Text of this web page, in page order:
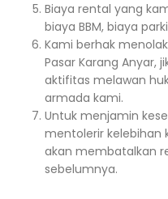
Biaya rental yang
biaya BBM, biaya
Kami berhak
Pasar Karang Anyar,
aktifitas melawan
armada kami.
Untuk menjamin
mentolerir kelebihan
akan membatalkan
sebelumnya.